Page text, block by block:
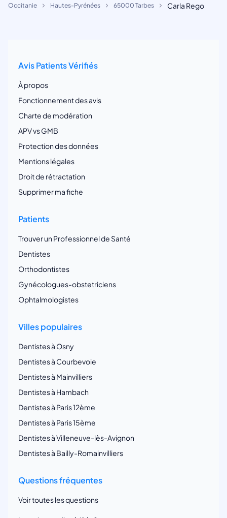
Occitanie Hautes-Pyrénées 65000 Tarbes Carla Rego
Avis Patients Vérifiés
À propos
Fonctionnement des avis
Charte de modération
APV vs GMB
Protection des données
Mentions légales
Droit de rétractation
Supprimer ma fiche
Patients
Trouver un Professionnel de Santé
Dentistes
Orthodontistes
Gynécologues-obstetriciens
Ophtalmologistes
Villes populaires
Dentistes à Osny
Dentistes à Courbevoie
Dentistes à Mainvilliers
Dentistes à Hambach
Dentistes à Paris 12ème
Dentistes à Paris 15ème
Dentistes à Villeneuve-lès-Avignon
Dentistes à Bailly-Romainvilliers
Questions fréquentes
Voir toutes les questions